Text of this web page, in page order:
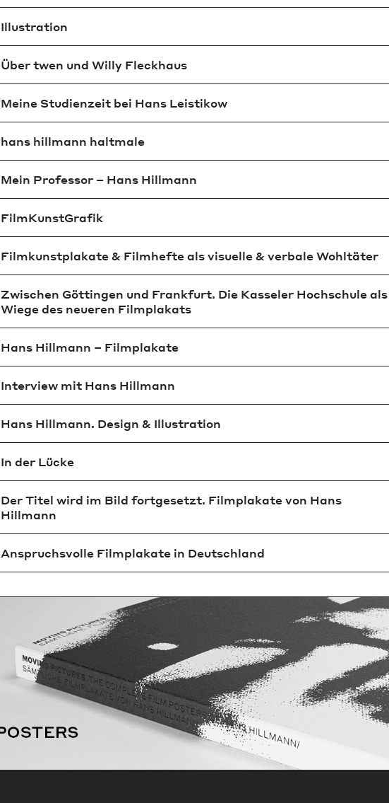
Illustration
Über twen und Willy Fleckhaus
Meine Studienzeit bei Hans Leistikow
hans hillmann haltmale
Mein Professor – Hans Hillmann
FilmKunstGrafik
Filmkunstplakate & Filmhefte als visuelle & verbale Wohltäter
Zwischen Göttingen und Frankfurt. Die Kasseler Hochschule als
Wiege des neueren Filmplakats
Hans Hillmann – Filmplakate
Interview mit Hans Hillmann
Hans Hillmann. Design & Illustration
In der Lücke
Der Titel wird im Bild fortgesetzt. Filmplakate von Hans
Hillmann
Anspruchsvolle Filmplakate in Deutschland